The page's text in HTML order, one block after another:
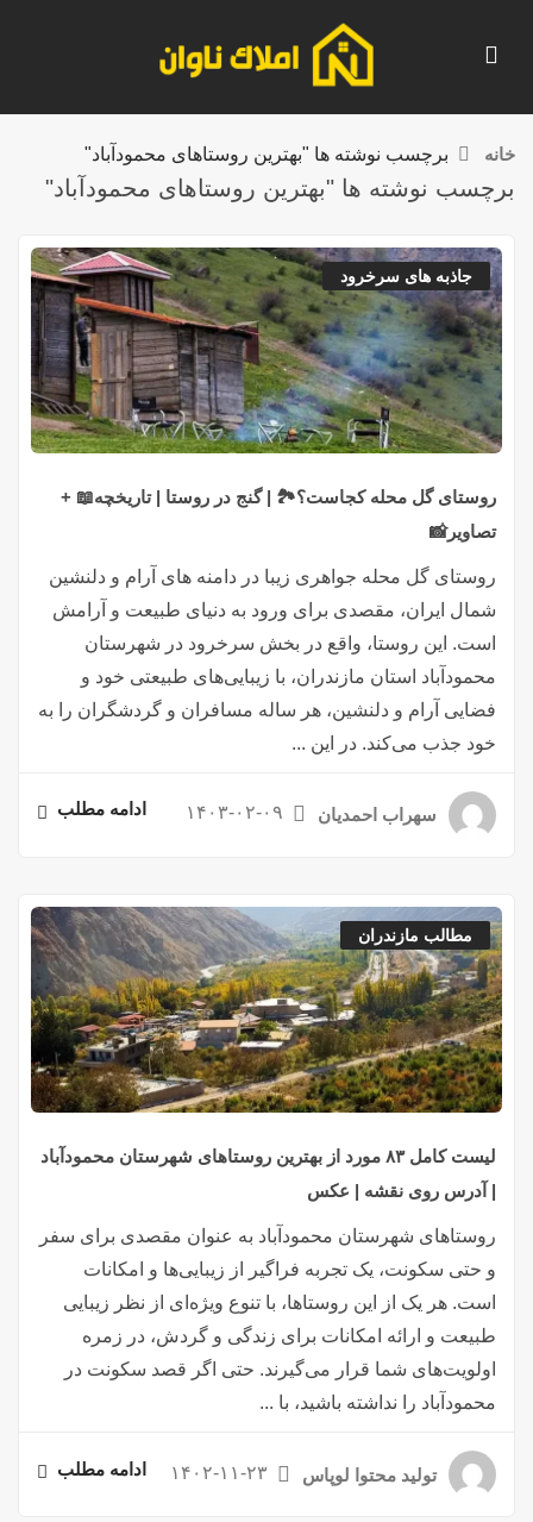
خانه برچسب نوشته ها "بهترین روستاهای محمودآباد"
برچسب نوشته ها "بهترین روستاهای محمودآباد"
جاذبه های سرخرود
روستای گل محله کجاست؟🏞️ | گنج در روستا | تاریخچه📖 +
تصاویر📸
روستای گل محله جواهری زیبا در دامنه های آرام و دلنشین
شمال ایران، مقصدی برای ورود به دنیای طبیعت و آرامش
است. این روستا، واقع در بخش سرخرود در شهرستان
محمودآباد استان مازندران، با زیبایی‌های طبیعتی خود و
فضایی آرام و دلنشین، هر ساله مسافران و گردشگران را به
خود جذب می‌کند. در این ...
سهراب احمدیان ۱۴۰۳-۰۲-۰۹ ادامه مطلب
مطالب مازندران
لیست کامل ۸۳ مورد از بهترین روستاهای شهرستان محمودآباد
| آدرس روی نقشه | عکس
روستاهای شهرستان محمودآباد به عنوان مقصدی برای سفر
و حتی سکونت، یک تجربه فراگیر از زیبایی‌ها و امکانات
است. هر یک از این روستاها، با تنوع ویژه‌ای از نظر زیبایی
طبیعت و ارائه امکانات برای زندگی و گردش، در زمره
اولویت‌های شما قرار می‌گیرند. حتی اگر قصد سکونت در
محمودآباد را نداشته باشید، با ...
تولید محتوا لوپاس ۱۴۰۲-۱۱-۲۳ ادامه مطلب